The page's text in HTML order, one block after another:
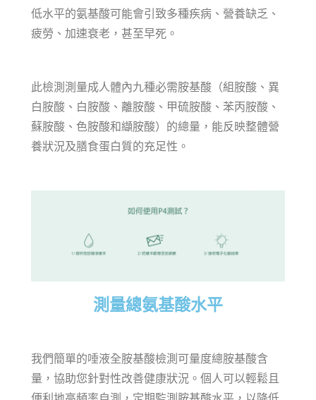
低水平的氨基酸可能會引致多種疾病、營養缺乏、
疲勞、加速衰老，甚至早死。
此檢測測量成人體內九種必需胺基酸（組胺酸、異
白胺酸、白胺酸、離胺酸、甲硫胺酸、苯丙胺酸、
蘇胺酸、色胺酸和纈胺酸）的總量，能反映整體營
養狀況及膳食蛋白質的充足性。
測量總氨基酸水平
我們簡單的唾液全胺基酸檢測可量度總胺基酸含
量，協助您針對性改善健康狀況。個人可以輕鬆且